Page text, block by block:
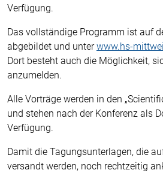
Verfügung.
Das vollständige Programm ist auf
abgebildet und unterwww.hs-
Dort besteht auch die Möglichkeit,
anzumelden.
Alle Vorträge werden in den
und stehen nach der Konferenz als
Verfügung.
Damit die Tagungsunterlagen, die
versandt werden, noch rechtzeitig